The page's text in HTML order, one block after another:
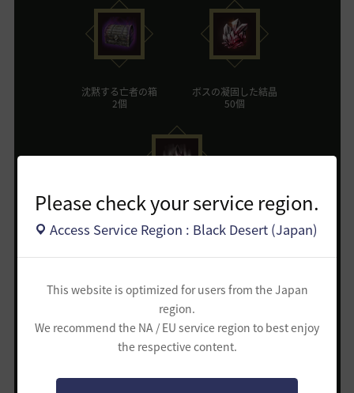
Please check your service region.
Access Service Region : Black Desert (Japan)
This website is optimized for users from the Japan
region.
We recommend the NA / EU service region to best enjoy
the respective content.
沈黙する亡者の箱
2個
ボスの凝固した結晶
50個
秘めたるボスのオーラ
10個